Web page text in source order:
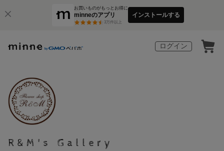
お買いものがもっとお得に
minneのアプリ
3万件以上
インストールする
ログイン
R&M's Gallery